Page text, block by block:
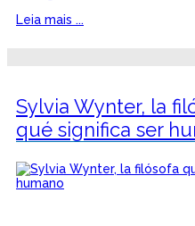
Leia mais ...
Sylvia Wynter, la
qué significa ser